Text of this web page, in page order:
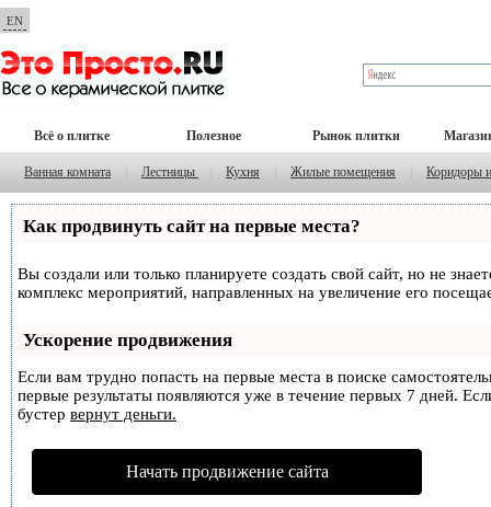
EN
Всё о плитке Полезное Рынок плитки
Ванная комната Лестницы Кухня Жилые помещения Коридоры
Как продвинуть сайт на первые места?
Вы создали или только планируете создать свой сайт, но не
комплекс мероприятий, направленных на увеличение его
Ускорение продвижения
Если вам трудно попасть на первые места в поиске
первые результаты появляются уже в течение первых 7 дней.
бустер вернут деньги.
Начать продвижение сайта